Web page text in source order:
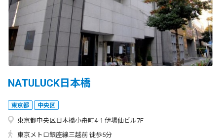
NATULUCK日本橋
東京都 中央区
東京都中央区日本橋小舟町4-1 伊場仙ビル7F
東京メトロ銀座線三越前 徒歩5分